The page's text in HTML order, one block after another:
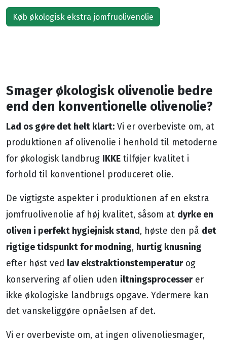
Køb økologisk ekstra jomfruolivenolie
Smager økologisk olivenolie bedre
end den konventionelle olivenolie?
Lad os gøre det helt klart: Vi er overbeviste om, at
produktionen af ​​olivenolie i henhold til metoderne
for økologisk landbrug IKKE tilføjer kvalitet i
forhold til konventionel produceret olie.
De vigtigste aspekter i produktionen af en ekstra
jomfruolivenolie af høj kvalitet, såsom at dyrke en
oliven i perfekt hygiejnisk stand, høste den på det
rigtige tidspunkt for modning, hurtig knusning
efter høst ved lav ekstraktionstemperatur og
konservering af olien uden iltningsprocesser er
ikke økologiske landbrugs opgave. Ydermere kan
det vanskeliggøre opnåelsen af det.
Vi er overbeviste om, at ingen olivenoliesmager,